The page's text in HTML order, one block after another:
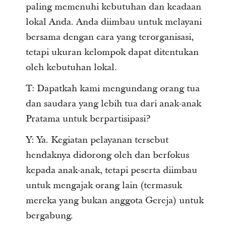
paling memenuhi kebutuhan dan keadaan
lokal Anda. Anda diimbau untuk melayani
bersama dengan cara yang terorganisasi,
tetapi ukuran kelompok dapat ditentukan
oleh kebutuhan lokal.
T: Dapatkah kami mengundang orang tua
dan saudara yang lebih tua dari anak-anak
Pratama untuk berpartisipasi?
Y: Ya. Kegiatan pelayanan tersebut
hendaknya didorong oleh dan berfokus
kepada anak-anak, tetapi peserta diimbau
untuk mengajak orang lain (termasuk
mereka yang bukan anggota Gereja) untuk
bergabung.